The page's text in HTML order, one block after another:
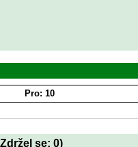
Pro: 10
se: 0)